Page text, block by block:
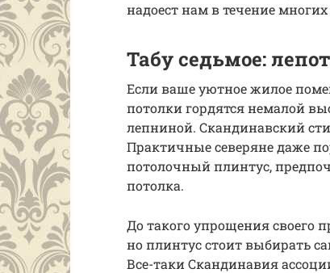
надоест нам в течение многих
Табу седьмое:
Если ваше уютное жилое
потолки гордятся немалой
лепниной. Скандинавский
Практичные северяне даже
потолочный плинтус,
потолка.
До такого упрощения своего
но плинтус стоит выбирать
Все-таки Скандинавия